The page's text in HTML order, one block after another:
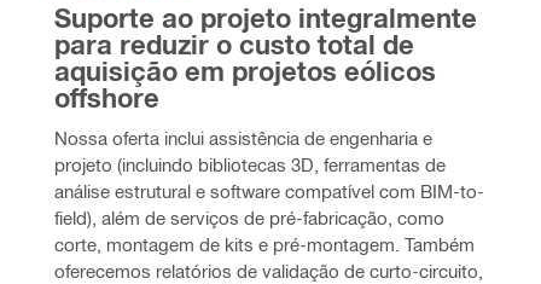
Suporte ao projeto integralmente
para reduzir o custo total de
aquisição em projetos eólicos
offshore
Nossa oferta inclui assistência de engenharia e
projeto (incluindo bibliotecas 3D, ferramentas de
análise estrutural e software compatível com BIM-to-
field), além de serviços de pré-fabricação, como
corte, montagem de kits e pré-montagem. Também
oferecemos relatórios de validação de curto-circuito,